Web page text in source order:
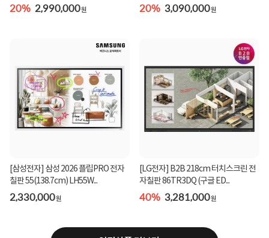
20% 2,990,000원 20% 3,090,000원
[삼성전자] 삼성 2026 플립PRO 전자
칠판 55(138.7cm) LH55W...
2,330,000원
[LG전자] B2B 218cm 터치스크린 전
자칠판 86TR3DQ (구글 ED...
40% 3,281,000원